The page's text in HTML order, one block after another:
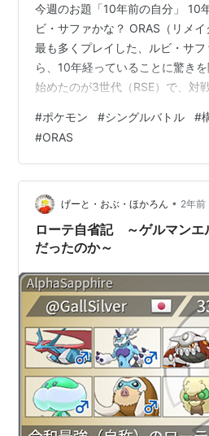
今週のお題「10年前の自分」 10
ビ・サファかな？ ORAS（リメ
最も多くプレイした、ルビ・サ
ら、10年経っていることに驚き
始めたのが3世代（RSE）で、対
るようだ。 6世代は対戦を始めた
入れた世代でもあるので、とても
はそんな懐かしい思い出ととも
ーティについて、記していきた
シングルバトル メガあり、Z無し
時に決定される …
#ポケモン #シングルバトル #
#ORAS
げーと・おぶ・ほかろん • 2年前
ローテ自省記 ～ゲルマンエ
だったのか～